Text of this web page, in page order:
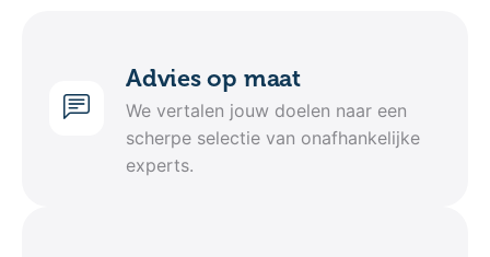
Advies op maat
We vertalen jouw doelen naar een
scherpe selectie van onafhankelijke
experts.